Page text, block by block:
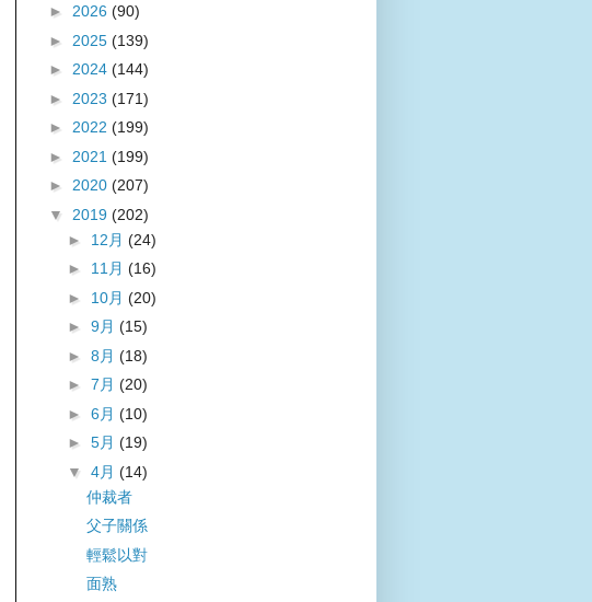
► 2026 (90)
► 2025 (139)
► 2024 (144)
► 2023 (171)
► 2022 (199)
► 2021 (199)
► 2020 (207)
▼ 2019 (202)
► 12月 (24)
► 11月 (16)
► 10月 (20)
► 9月 (15)
► 8月 (18)
► 7月 (20)
► 6月 (10)
► 5月 (19)
▼ 4月 (14)
仲裁者
父子關係
輕鬆以對
面熟